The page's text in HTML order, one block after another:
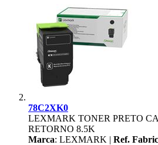
78C2XK0
LEXMARK TONER PRETO
RETORNO 8.5K
Marca: LEXMARK | Ref.